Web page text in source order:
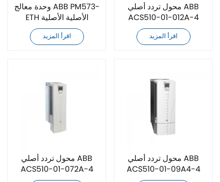
وحدة معالج ABB PM573-
ETH الأصلية الأصلية
اقرأ المزيد
محول تردد أصلي ABB
ACS510-01-012A-4
اقرأ المزيد
محول تردد أصلي ABB
ACS510-01-072A-4
محول تردد أصلي ABB
ACS510-01-09A4-4